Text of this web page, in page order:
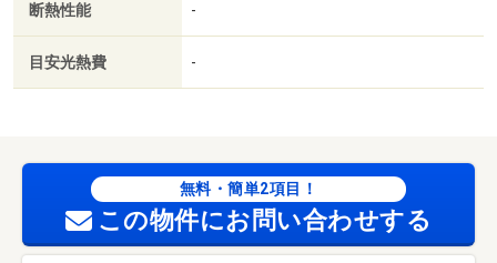
社利用可／（株）一号舘／松本店（スーパー）まで４１２
ｍ／コインランドリー（その他）まで４８６ｍ／Ｖドラッ
ク 四日市松本店（スーパー）まで５２２ｍ／ローソン
４ｍ/賃貸戸数:12戸
断熱性能 -
目安光熱費 -
無料・簡単2項目！
この物件にお問い合わせする